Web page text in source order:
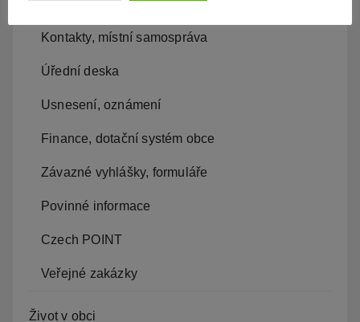
Kontakty, místní samospráva
Úřední deska
Usnesení, oznámení
Finance, dotační systém obce
Závazné vyhlášky, formuláře
Povinné informace
Czech POINT
Veřejné zakázky
Život v obci